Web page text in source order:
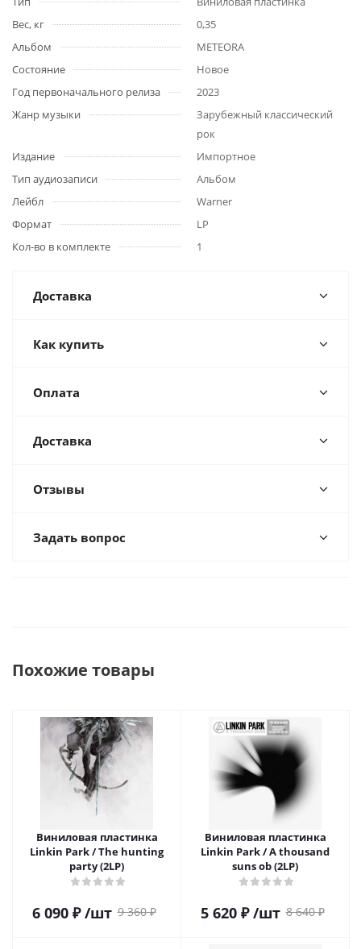
Вес, кг
0,35
Альбом
METEORA
Состояние
Новое
Год первоначального релиза
2023
Жанр музыки
Зарубежный классический
рок
Издание
Импортное
Тип аудиозаписи
Альбом
Лейбл
Warner
Формат
LP
Кол-во в комплекте
1
Доставка
Как купить
Оплата
Доставка
Отзывы
Задать вопрос
Похожие товары
Виниловая пластинка
Linkin Park / The hunting
party (2LP)
6 090₽ /шт 9 360₽
Виниловая пластинка
Linkin Park / A thousand
suns ob (2LP)
5 620₽ /шт 8 640₽